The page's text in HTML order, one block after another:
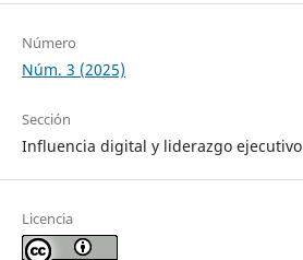
Número
Núm. 3 (2025)
Sección
Influencia digital y liderazgo ejecutivo
Licencia